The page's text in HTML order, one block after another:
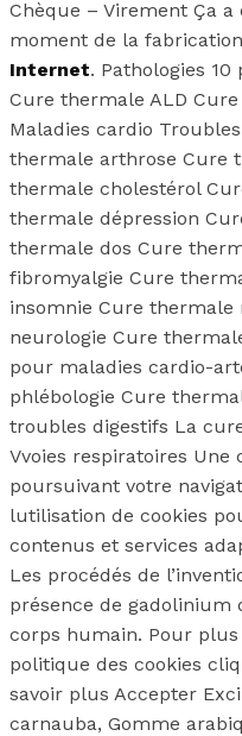
Chèque – Virement Ça
moment de la
Internet. Pathologies
Cure thermale ALD
Maladies cardio
thermale arthrose Cure
thermale cholestérol
thermale dépression
thermale dos Cure
fibromyalgie Cure
insomnie Cure
neurologie Cure
pour maladies cardio-
phlébologie Cure
troubles digestifs La
Vvoies respiratoires
poursuivant votre
lutilisation de cookies
contenus et services
Les procédés de
présence de gadolinium
corps humain. Pour
politique des cookies
savoir plus Accepter
carnauba, Gomme